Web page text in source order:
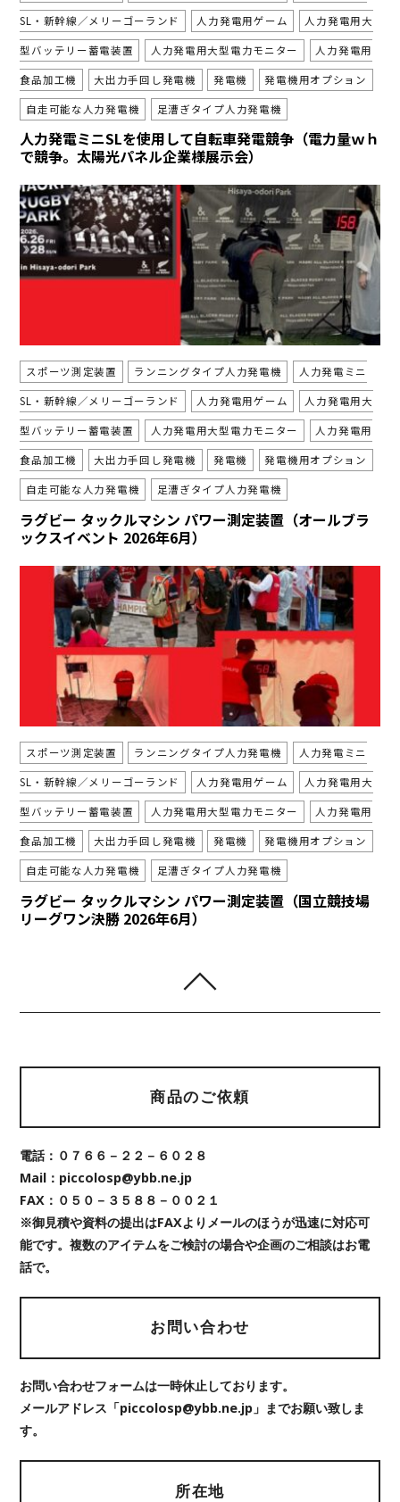
SL・新幹線／メリーゴーランド 人力発電用ゲーム 人力発電用大
型バッテリー蓄電装置 人力発電用大型電力モニター 人力発電用
食品加工機 大出力手回し発電機 発電機 発電機用オプション
自走可能な人力発電機 足漕ぎタイプ人力発電機
人力発電ミニSLを使用して自転車発電競争（電力量ｗｈ
で競争。太陽光パネル企業様展示会）
スポーツ測定装置 ランニングタイプ人力発電機 人力発電ミニ
SL・新幹線／メリーゴーランド 人力発電用ゲーム 人力発電用大
型バッテリー蓄電装置 人力発電用大型電力モニター 人力発電用
食品加工機 大出力手回し発電機 発電機 発電機用オプション
自走可能な人力発電機 足漕ぎタイプ人力発電機
ラグビー タックルマシン パワー測定装置（オールブラ
ックスイベント 2026年6月）
スポーツ測定装置 ランニングタイプ人力発電機 人力発電ミニ
SL・新幹線／メリーゴーランド 人力発電用ゲーム 人力発電用大
型バッテリー蓄電装置 人力発電用大型電力モニター 人力発電用
食品加工機 大出力手回し発電機 発電機 発電機用オプション
自走可能な人力発電機 足漕ぎタイプ人力発電機
ラグビー タックルマシン パワー測定装置（国立競技場
リーグワン決勝 2026年6月）
商品のご依頼
電話：０７６６－２２－６０２８
Mail：piccolosp@ybb.ne.jp
FAX：０５０－３５８８－００２１
※御見積や資料の提出はFAXよりメールのほうが迅速に対応可
能です。複数のアイテムをご検討の場合や企画のご相談はお電
話で。
お問い合わせ
お問い合わせフォームは一時休止しております。
メールアドレス「piccolosp@ybb.ne.jp」までお願い致しま
す。
所在地